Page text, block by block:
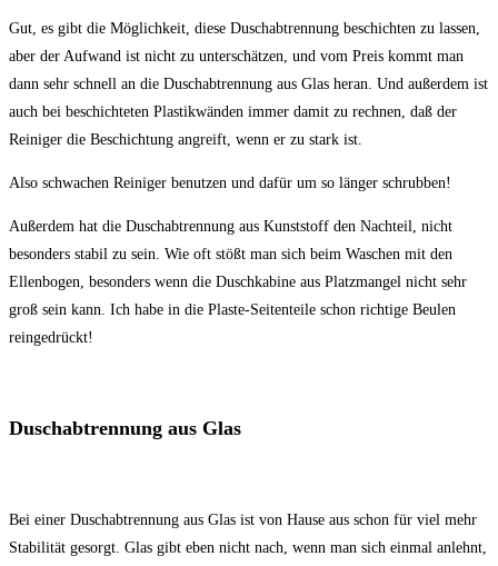
Gut, es gibt die Möglichkeit, diese Duschabtrennung beschichten zu lassen,
aber der Aufwand ist nicht zu unterschätzen, und vom Preis kommt man
dann sehr schnell an die Duschabtrennung aus Glas heran. Und außerdem ist
auch bei beschichteten Plastikwänden immer damit zu rechnen, daß der
Reiniger die Beschichtung angreift, wenn er zu stark ist.
Also schwachen Reiniger benutzen und dafür um so länger schrubben!
Außerdem hat die Duschabtrennung aus Kunststoff den Nachteil, nicht
besonders stabil zu sein. Wie oft stößt man sich beim Waschen mit den
Ellenbogen, besonders wenn die Duschkabine aus Platzmangel nicht sehr
groß sein kann. Ich habe in die Plaste-Seitenteile schon richtige Beulen
reingedrückt!
Duschabtrennung aus Glas
Bei einer Duschabtrennung aus Glas ist von Hause aus schon für viel mehr
Stabilität gesorgt. Glas gibt eben nicht nach, wenn man sich einmal anlehnt,